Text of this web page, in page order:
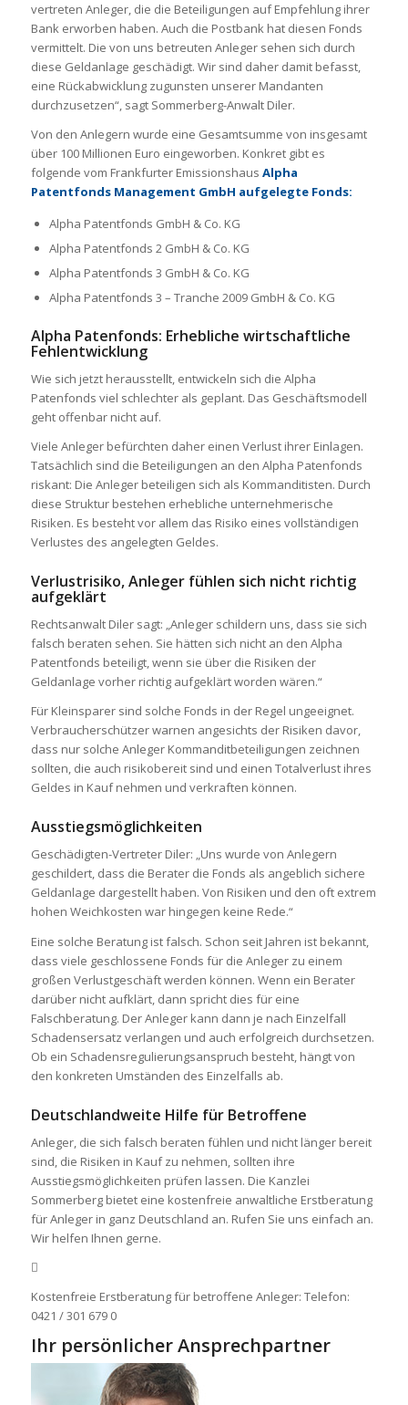
vertreten Anleger, die die Beteiligungen auf Empfehlung ihrer
Bank erworben haben. Auch die Postbank hat diesen Fonds
vermittelt. Die von uns betreuten Anleger sehen sich durch
diese Geldanlage geschädigt. Wir sind daher damit befasst,
eine Rückabwicklung zugunsten unserer Mandanten
durchzusetzen“, sagt Sommerberg-Anwalt Diler.
Von den Anlegern wurde eine Gesamtsumme von insgesamt
über 100 Millionen Euro eingeworben. Konkret gibt es
folgende vom Frankfurter Emissionshaus Alpha
Patentfonds Management GmbH aufgelegte Fonds:
Alpha Patentfonds GmbH & Co. KG
Alpha Patentfonds 2 GmbH & Co. KG
Alpha Patentfonds 3 GmbH & Co. KG
Alpha Patentfonds 3 – Tranche 2009 GmbH & Co. KG
Alpha Patenfonds: Erhebliche wirtschaftliche
Fehlentwicklung
Wie sich jetzt herausstellt, entwickeln sich die Alpha
Patenfonds viel schlechter als geplant. Das Geschäftsmodell
geht offenbar nicht auf.
Viele Anleger befürchten daher einen Verlust ihrer Einlagen.
Tatsächlich sind die Beteiligungen an den Alpha Patenfonds
riskant: Die Anleger beteiligen sich als Kommanditisten. Durch
diese Struktur bestehen erhebliche unternehmerische
Risiken. Es besteht vor allem das Risiko eines vollständigen
Verlustes des angelegten Geldes.
Verlustrisiko, Anleger fühlen sich nicht richtig
aufgeklärt
Rechtsanwalt Diler sagt: „Anleger schildern uns, dass sie sich
falsch beraten sehen. Sie hätten sich nicht an den Alpha
Patentfonds beteiligt, wenn sie über die Risiken der
Geldanlage vorher richtig aufgeklärt worden wären.“
Für Kleinsparer sind solche Fonds in der Regel ungeeignet.
Verbraucherschützer warnen angesichts der Risiken davor,
dass nur solche Anleger Kommanditbeteiligungen zeichnen
sollten, die auch risikobereit sind und einen Totalverlust ihres
Geldes in Kauf nehmen und verkraften können.
Ausstiegsmöglichkeiten
Geschädigten-Vertreter Diler: „Uns wurde von Anlegern
geschildert, dass die Berater die Fonds als angeblich sichere
Geldanlage dargestellt haben. Von Risiken und den oft extrem
hohen Weichkosten war hingegen keine Rede.“
Eine solche Beratung ist falsch. Schon seit Jahren ist bekannt,
dass viele geschlossene Fonds für die Anleger zu einem
großen Verlustgeschäft werden können. Wenn ein Berater
darüber nicht aufklärt, dann spricht dies für eine
Falschberatung. Der Anleger kann dann je nach Einzelfall
Schadensersatz verlangen und auch erfolgreich durchsetzen.
Ob ein Schadensregulierungsanspruch besteht, hängt von
den konkreten Umständen des Einzelfalls ab.
Deutschlandweite Hilfe für Betroffene
Anleger, die sich falsch beraten fühlen und nicht länger bereit
sind, die Risiken in Kauf zu nehmen, sollten ihre
Ausstiegsmöglichkeiten prüfen lassen. Die Kanzlei
Sommerberg bietet eine kostenfreie anwaltliche Erstberatung
für Anleger in ganz Deutschland an. Rufen Sie uns einfach an.
Wir helfen Ihnen gerne.
Kostenfreie Erstberatung für betroffene Anleger: Telefon:
0421 / 301 679 0
Ihr persönlicher Ansprechpartner